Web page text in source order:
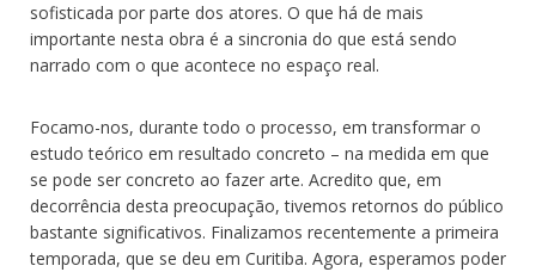
sofisticada por parte dos atores. O que há de mais
importante nesta obra é a sincronia do que está sendo
narrado com o que acontece no espaço real.
Focamo-nos, durante todo o processo, em transformar o
estudo teórico em resultado concreto – na medida em que
se pode ser concreto ao fazer arte. Acredito que, em
decorrência desta preocupação, tivemos retornos do público
bastante significativos. Finalizamos recentemente a primeira
temporada, que se deu em Curitiba. Agora, esperamos poder